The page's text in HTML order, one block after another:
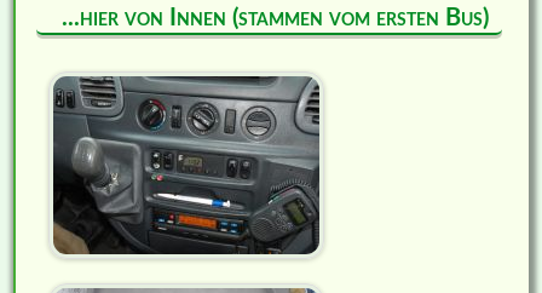
...hier von Innen (stammen vom ersten Bus)